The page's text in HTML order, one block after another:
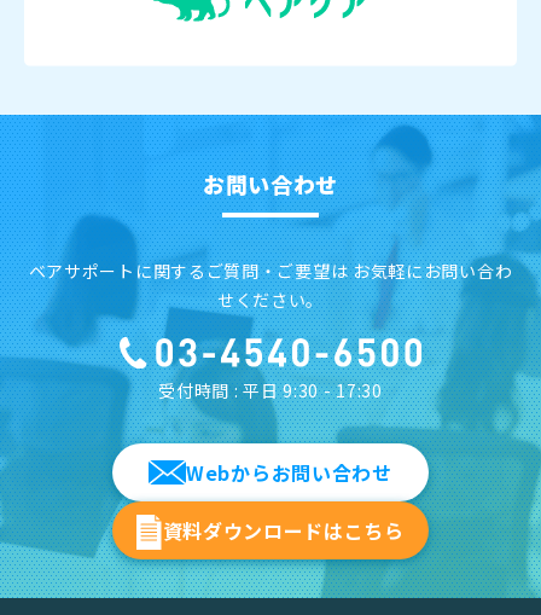
お問い合わせ
ベアサポートに関するご質問・ご要望は お気軽にお問い合わ
せください。
受付時間 : 平日 9:30 - 17:30
Webからお問い合わせ
資料ダウンロードはこちら